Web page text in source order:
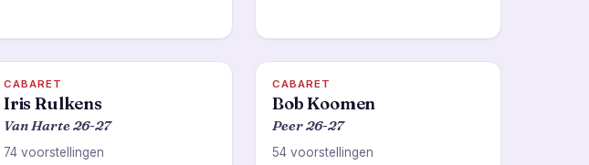
CABARET
Iris Rulkens
Van Harte 26-27
74 voorstellingen
CABARET
Bob Koomen
Peer 26-27
54 voorstellingen